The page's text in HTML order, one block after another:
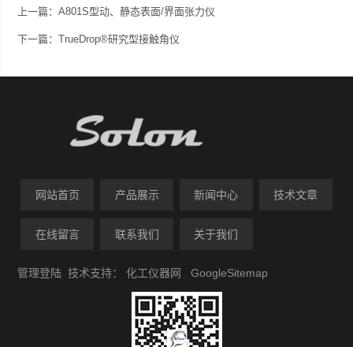
上一篇：A801S型动、静态表面/界面张力仪
下一篇：TrueDrop®研究型接触角仪
网站首页 产品展示 新闻中心 技术文章
在线留言 联系我们 关于我们
管理登陆 技术支持：化工仪器网 GoogleSitemap